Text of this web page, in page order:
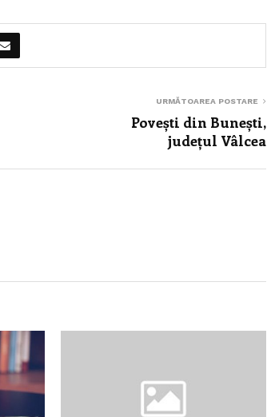
URMĂTOAREA POSTARE
Povești din Bunești,
județul Vâlcea